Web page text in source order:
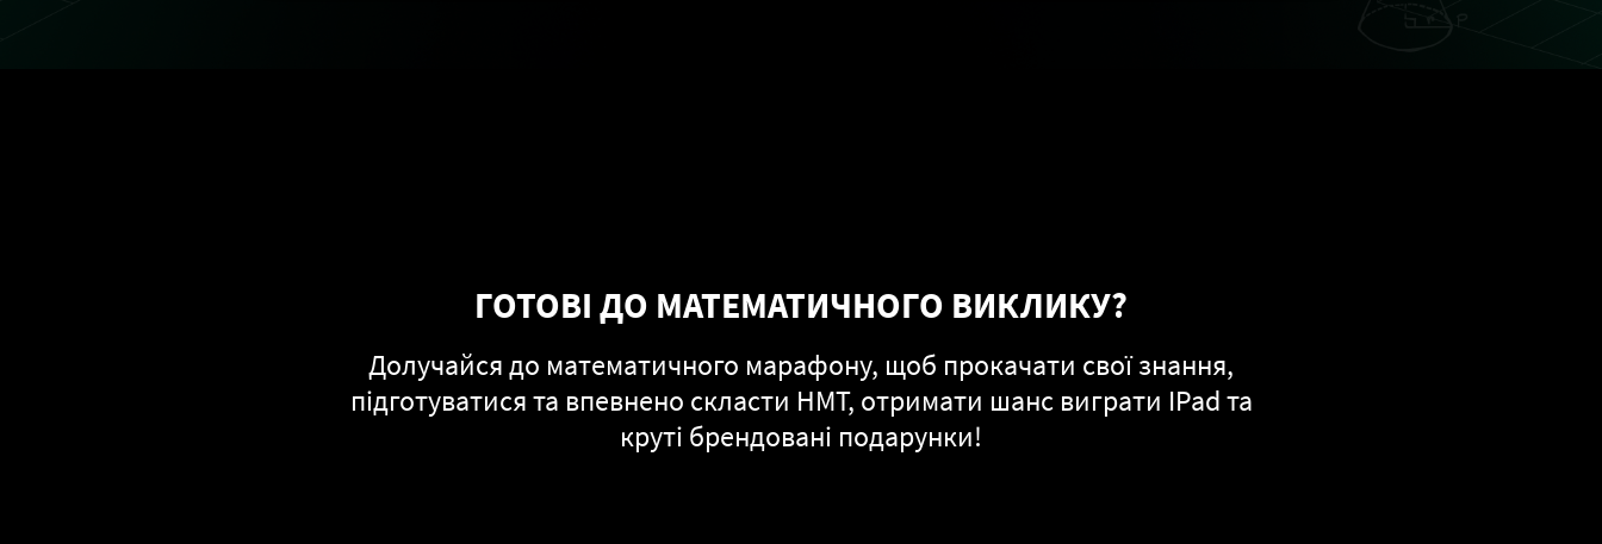
ГОТОВІ ДО МАТЕМАТИЧНОГО ВИКЛИКУ?
Долучайся до математичного марафону, щоб прокачати свої знання,
підготуватися та впевнено скласти НМТ, отримати шанс виграти IPad та
круті брендовані подарунки!